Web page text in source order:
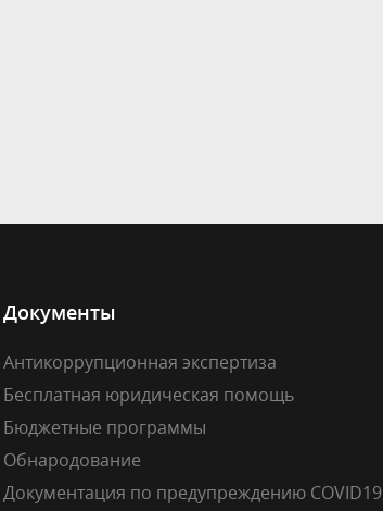
Документы
Антикоррупционная экспертиза
Бесплатная юридическая помощь
Бюджетные программы
Обнародование
Документация по предупреждению COVID19